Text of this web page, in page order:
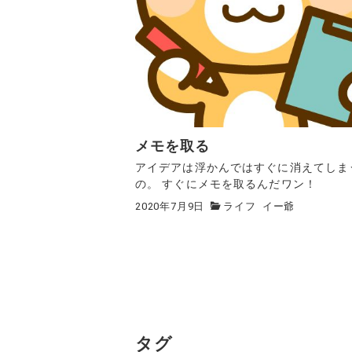
メモを取る
アイデアは浮かんではすぐに消えてしま
の。 すぐにメモを取るんだワン！
2020年7月9日 ライフ イー爺
タグ